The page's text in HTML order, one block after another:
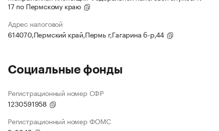
17 по Пермскому краю
Адрес налоговой
614070,Пермский край,Пермь г,Гагарина б-р,44
Социальные фонды
Регистрационный номер СФР
1230591958
Регистрационный номер ФОМС